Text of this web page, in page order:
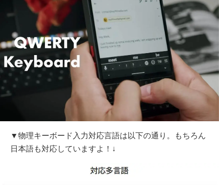
▼物理キーボード入力対応言語は以下の通り。もちろん
日本語も対応していますよ！↓